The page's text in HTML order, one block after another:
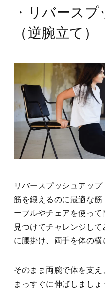
・リバース
（逆腕立て）
リバースプッシュアッ
筋を鍛えるのに最適な
ーブルやチェアを使っ
見つけてチャレンジし
に腰掛け、両手を体の横
そのまま両腕で体を支
まっすぐに伸ばしまし